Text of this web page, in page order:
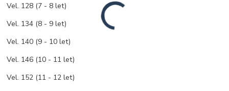
Vel. 128 (7 - 8 let)
Vel. 134 (8 - 9 let)
Vel. 140 (9 - 10 let)
Vel. 146 (10 - 11 let)
Vel. 152 (11 - 12 let)